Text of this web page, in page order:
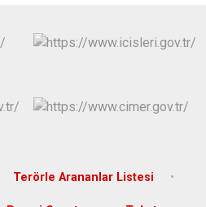
Terörle Arananlar Listesi